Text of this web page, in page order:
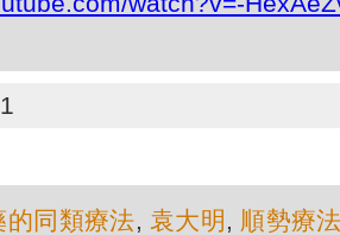
的同類療法, 袁大明 , 順勢療